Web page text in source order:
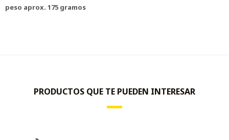
peso aprox. 175 gramos
PRODUCTOS QUE TE PUEDEN INTERESAR